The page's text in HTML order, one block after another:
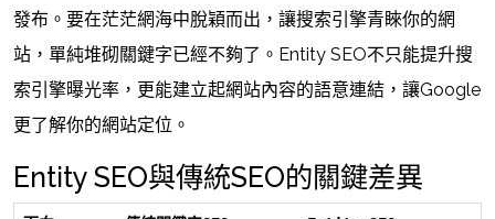
發布。要在茫茫網海中脫穎而出，讓搜索引擎青睞你的網
站，單純堆砌關鍵字已經不夠了。Entity SEO不只能提升搜
索引擎曝光率，更能建立起網站內容的語意連結，讓Google
更了解你的網站定位。
Entity SEO與傳統SEO的關鍵差異